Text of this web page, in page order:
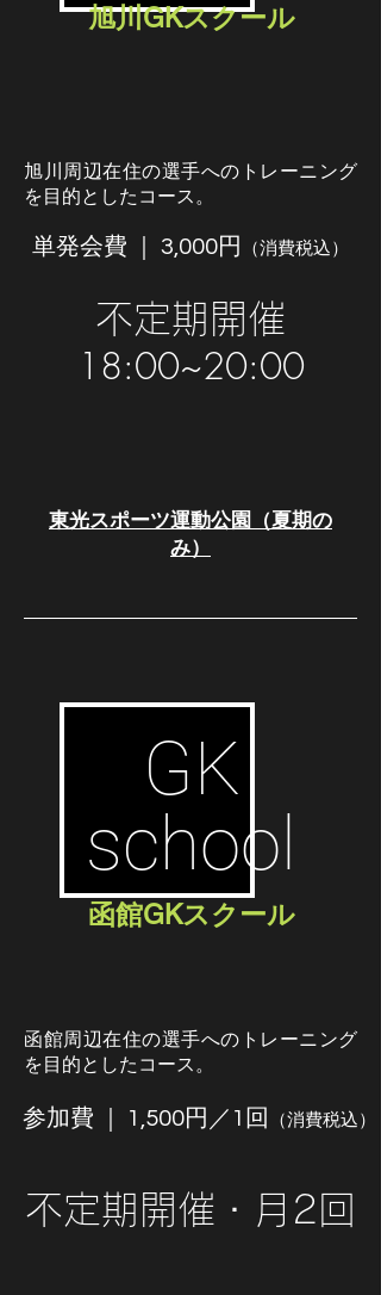
​旭川GKスクール
旭川周辺在住の選手へのトレーニング
を目的としたコース。
単発会費 ｜ 3,000円 （消費税込）
​不定期開催
18:00~20:00
東光スポーツ運動公園（夏期の
み）
GK
school
函館GKスクール
函館周辺在住の選手へのトレーニング
を目的としたコース。
参加費 ｜ 1,500円 ／1回 （消費税込）
不定期開催・月2回